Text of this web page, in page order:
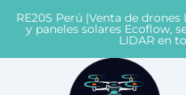
RE20S Perú |Venta de
y paneles solares Ecoflow,
LIDAR en